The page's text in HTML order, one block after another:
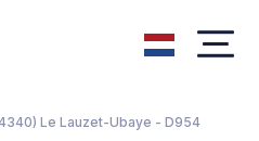
Le Lauzet-Ubaye - D954